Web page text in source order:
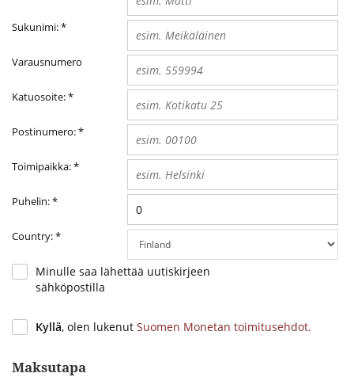
Sukunimi:*
Varausnumero
Katuosoite:*
Postinumero:*
Toimipaikka:*
Puhelin:*
Country:*
Minulle saa lähettää uutiskirjeen
sähköpostilla
Kyllä, olen lukenut Suomen Monetan toimitusehdot.
Maksutapa